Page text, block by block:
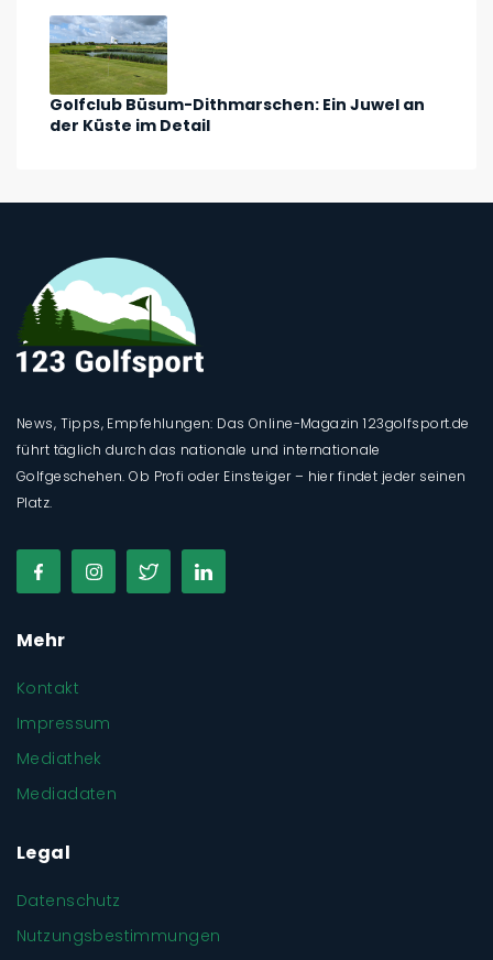
Golfclub Büsum-Dithmarschen: Ein Juwel an
der Küste im Detail
News, Tipps, Empfehlungen: Das Online-Magazin 123golfsport.de
führt täglich durch das nationale und internationale
Golfgeschehen. Ob Profi oder Einsteiger – hier findet jeder seinen
Platz.
Mehr
Kontakt
Impressum
Mediathek
Mediadaten
Legal
Datenschutz
Nutzungsbestimmungen